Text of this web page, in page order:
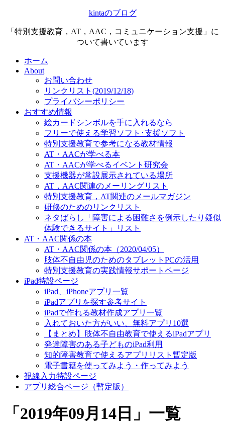
kintaのブログ
「特別支援教育，AT，AAC，コミュニケーション支援」に
ついて書いています
ホーム
About
お問い合わせ
リンクリスト(2019/12/18)
プライバシーポリシー
おすすめ情報
絵カードシンボルを手に入れるなら
フリーで使える学習ソフト･支援ソフト
特別支援教育で参考になる教材情報
AT・AACが学べる本
AT・AACが学べるイベント研究会
支援機器が常設展示されている場所
AT，AAC関連のメーリングリスト
特別支援教育，AT関連のメールマガジン
研修のためのリンクリスト
ネタばらし「障害による困難さを例示したり疑似
体験できるサイト」リスト
AT・AAC関係の本
AT・AAC関係の本（2020/04/05）
肢体不自由児のためのタブレットPCの活用
特別支援教育の実践情報サポートページ
iPad特設ページ
iPad、iPhoneアプリ一覧
iPadアプリを探す参考サイト
iPadで作れる教材作成アプリ一覧
入れておいた方がいい、無料アプリ10選
【まとめ】肢体不自由教育で使えるiPadアプリ
発達障害のある子どものiPad利用
知的障害教育で使えるアプリリスト暫定版
電子書籍を使ってみよう・作ってみよう
視線入力特設ページ
アプリ総合ページ（暫定版）
「 2019年09月14日 」 一覧